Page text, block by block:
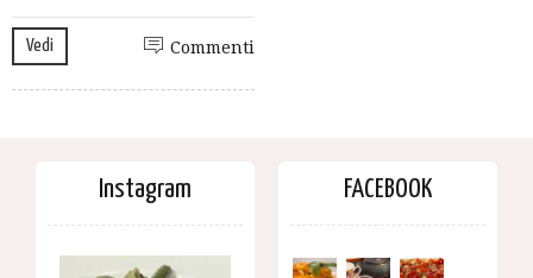
Vedi Commenti
Instagram FACEBOOK